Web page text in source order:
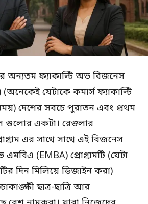
অন্যতম ফ্যাকাল্টি অভ বিজনেস
যেটাকে কমার্স ফ্যাকাল্টি
দেশের সবচে পুরাতন এবং প্রথম
গুলোর একটা। রেগুলার
এর সাথে সাথে এই বিজনেস
এমবিএ (EMBA) প্রোগ্রামটি (যেটা
দিন মিলিয়ে ডিজাইন করা)
ছাত্র-ছাত্রি আর